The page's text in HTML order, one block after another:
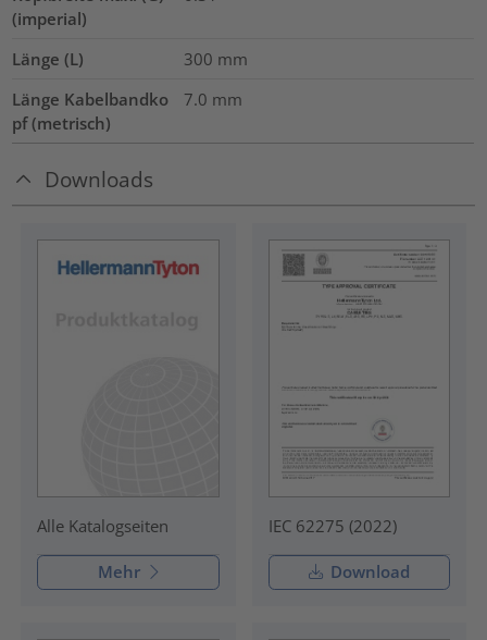
(imperial)
Länge (L) 300 mm
Länge Kabelbandko
pf (metrisch)
7.0 mm
Downloads
Alle Katalogseiten
Mehr
IEC 62275 (2022)
Download